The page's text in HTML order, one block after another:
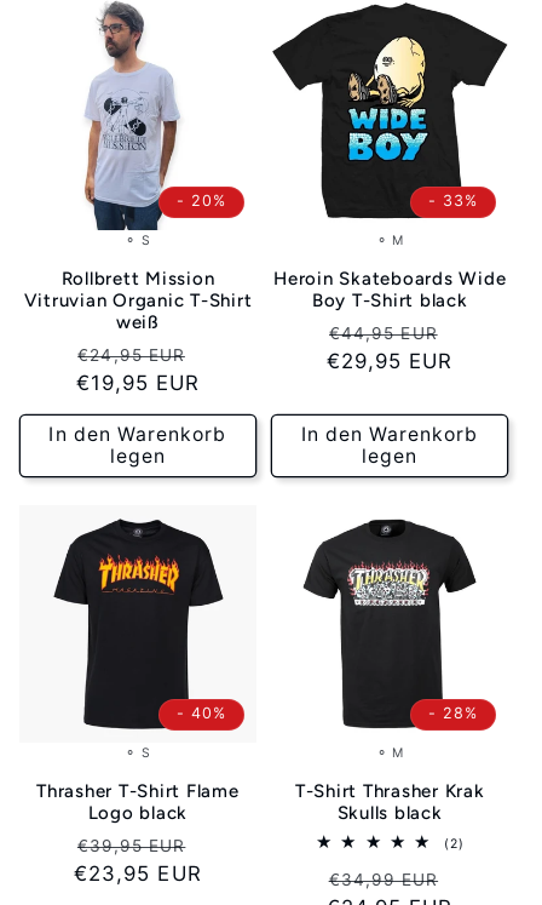
- 20%
Rollbrett Mission
Vitruvian Organic T-Shirt
weiß
Normaler
Preis
€24,95 EUR
Verkaufspreis
€19,95 EUR
⚬ S
In den Warenkorb
legen
- 33%
Heroin Skateboards Wide
Boy T-Shirt black
Normaler
Preis
€44,95 EUR
€29,95 EUR
⚬ M
In den Warenkorb
legen
- 40%
Thrasher T-Shirt Flame
Logo black
Normaler
Preis
€39,95 EUR
Verkaufspreis
€23,95 EUR
⚬ S
- 28%
T-Shirt Thrasher Krak
Skulls black
(2)
Normaler
€34,99 EUR
⚬ M